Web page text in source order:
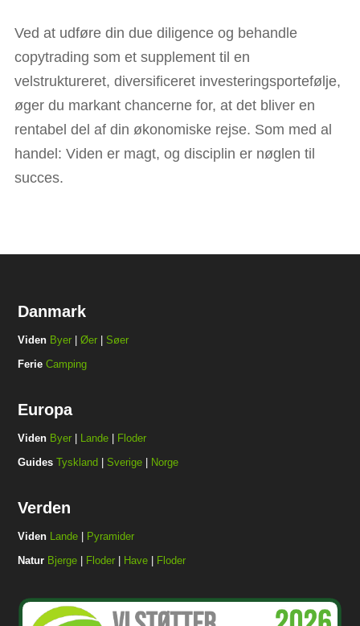
Ved at udføre din due diligence og behandle
copytrading som et supplement til en
velstruktureret, diversificeret investeringsportefølje,
øger du markant chancerne for, at det bliver en
rentabel del af din økonomiske rejse. Som med al
handel: Viden er magt, og disciplin er nøglen til
succes.
Danmark
Viden Byer |Øer |Søer
Ferie Camping
Europa
Viden Byer Lande
Floder
Guides Tyskland |Sverige Norge
Verden
Viden Lande
Pyramider
Natur Bjerge Floder Have Floder